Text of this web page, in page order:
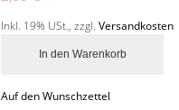
Inkl. 19% USt.,zzgl.Versandkosten
In den Warenkorb
Auf den Wunschzettel